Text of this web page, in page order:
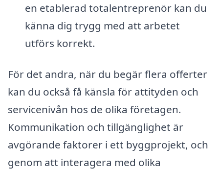
en etablerad totalentreprenör kan du
känna dig trygg med att arbetet
utförs korrekt.
För det andra, när du begär flera offerter
kan du också få känsla för attityden och
servicenivån hos de olika företagen.
Kommunikation och tillgänglighet är
avgörande faktorer i ett byggprojekt, och
genom att interagera med olika